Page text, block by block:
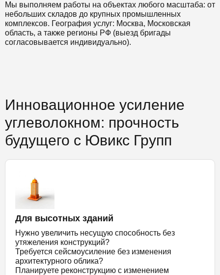
Мы выполняем работы на объектах любого масштаба: от
небольших складов до крупных промышленных
комплексов. География услуг: Москва, Московская
область, а также регионы РФ (выезд бригады
согласовывается индивидуально).
Инновационное усиление
углеволокном: прочность
будущего с Ювикс Групп
Для высотных зданий
Нужно увеличить несущую способность без
утяжеления конструкций?
Требуется сейсмоусиление без изменения
архитектурного облика?
Планируете реконструкцию с изменением